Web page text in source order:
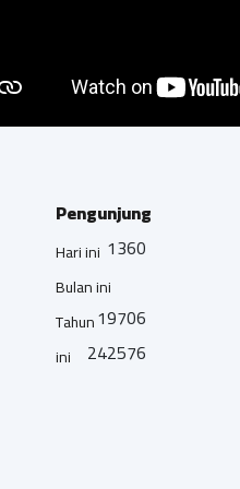
Pengunjung
Hari ini 1360
Bulan ini
19706
Tahun
ini
242576